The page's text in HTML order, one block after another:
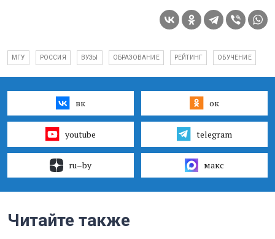
МГУ РОССИЯ ВУЗЫ ОБРАЗОВАНИЕ РЕЙТИНГ ОБУЧЕНИЕ
вк ок
youtube telegram
ru–by макс
Читайте также